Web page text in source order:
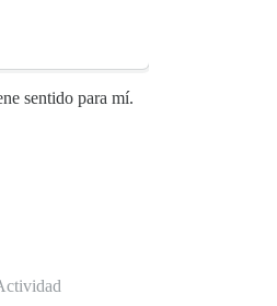
sentido para mí.